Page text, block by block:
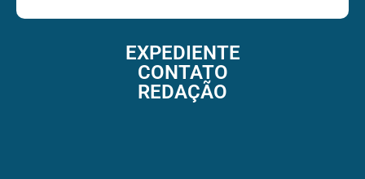
EXPEDIENTE
CONTATO
REDAÇÃO